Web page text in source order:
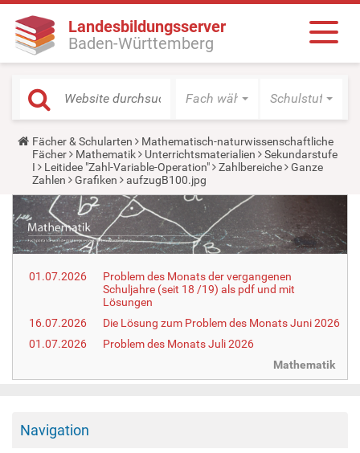
Landesbildungsserver
Baden-Württemberg
Fach wählen Schulstufe
Y
o
u
a
r
e
h
e
r
e
Fächer & Schularten
Mathematisch-naturwissenschaftliche
Fächer
Mathematik Unterrichtsmaterialien
Sekundarstufe
I
Leitidee "Zahl-Variable-Operation" Zahlbereiche
Ganze
Zahlen
Grafiken aufzugB100.jpg
01.07.2026
Problem des Monats der vergangenen
Schuljahre (seit 18 /19) als pdf und mit
Lösungen
16.07.2026
Die Lösung zum Problem des Monats Juni 2026
01.07.2026
Problem des Monats Juli 2026
Mathematik
Navigation